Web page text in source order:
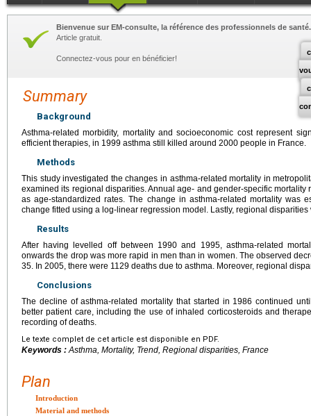
Bienvenue sur EM-consulte, la référence des professionnels de santé.
Article gratuit.
Connectez-vous pour en bénéficier!
Summary
Background
Asthma-related morbidity, mortality and socioeconomic cost represent
efficient therapies, in 1999 asthma still killed around 2000 people in France.
Methods
This study investigated the changes in asthma-related mortality in
examined its regional disparities. Annual age- and gender-specific mortality
as age-standardized rates. The change in asthma-related mortality was
change fitted using a log-linear regression model. Lastly, regional disparities
Results
After having levelled off between 1990 and 1995, asthma-related
onwards the drop was more rapid in men than in women. The observed
35. In 2005, there were 1129 deaths due to asthma. Moreover, regional
Conclusions
The decline of asthma-related mortality that started in 1986 continued
better patient care, including the use of inhaled corticosteroids and
recording of deaths.
Le texte complet de cet article est disponible en PDF.
Keywords :Asthma, Mortality, Trend, Regional disparities, France
Plan
Introduction
Material and methods